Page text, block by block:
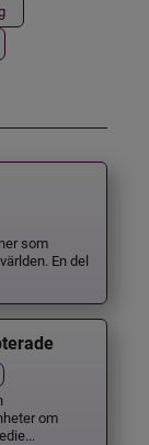
som
En del
om